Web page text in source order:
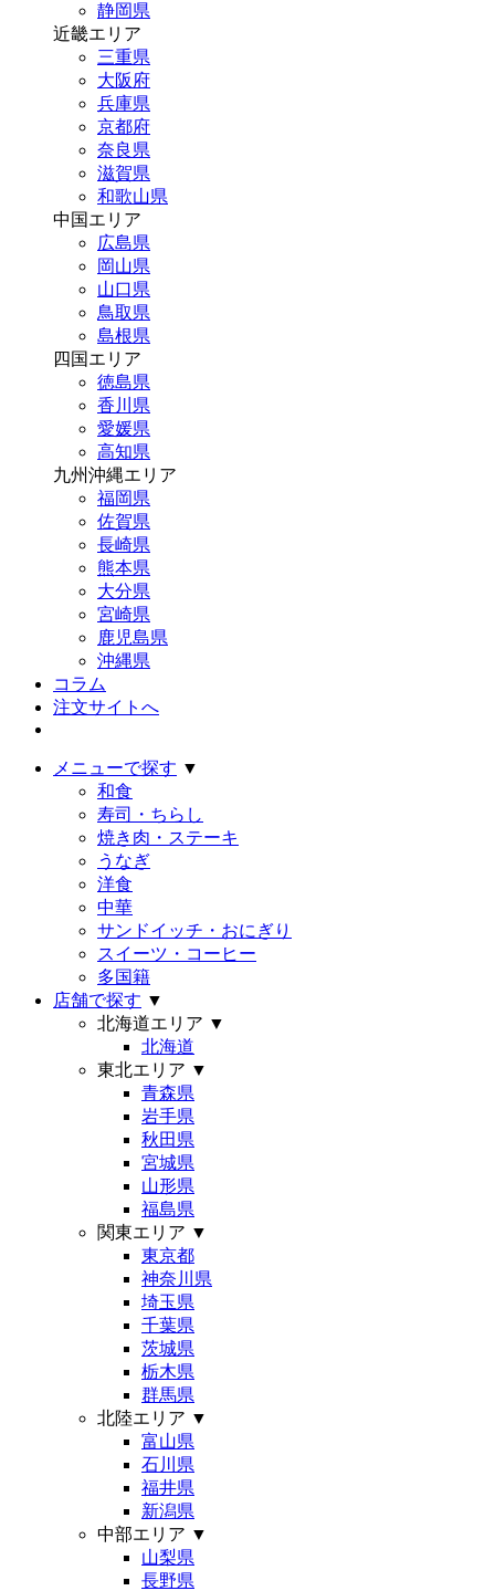
静岡県
近畿エリア
三重県
大阪府
兵庫県
京都府
奈良県
滋賀県
和歌山県
中国エリア
広島県
岡山県
山口県
鳥取県
島根県
四国エリア
徳島県
香川県
愛媛県
高知県
九州沖縄エリア
福岡県
佐賀県
長崎県
熊本県
大分県
宮崎県
鹿児島県
沖縄県
コラム
注文サイトへ
メニューで探す ▼
和食
寿司・ちらし
焼き肉・ステーキ
うなぎ
洋食
中華
サンドイッチ・おにぎり
スイーツ・コーヒー
多国籍
店舗で探す ▼
北海道エリア ▼
北海道
東北エリア ▼
青森県
岩手県
秋田県
宮城県
山形県
福島県
関東エリア ▼
東京都
神奈川県
埼玉県
千葉県
茨城県
栃木県
群馬県
北陸エリア ▼
富山県
石川県
福井県
新潟県
中部エリア ▼
山梨県
長野県